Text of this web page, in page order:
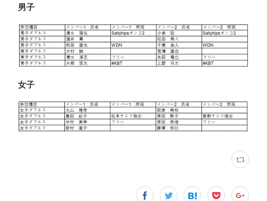
男子
女子